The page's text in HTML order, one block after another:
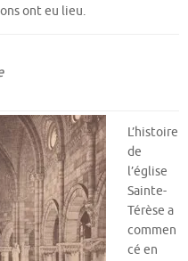
ont eu lieu.
L’histoire
de
l’église
Sainte-
Térèse a
commen
cé en